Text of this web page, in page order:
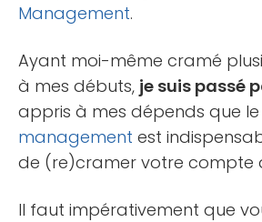
Management.
Ayant moi-même cramé
à mes débuts, je suis passé
appris à mes dépends que le
management est
de (re)cramer votre compte
Il faut impérativement que